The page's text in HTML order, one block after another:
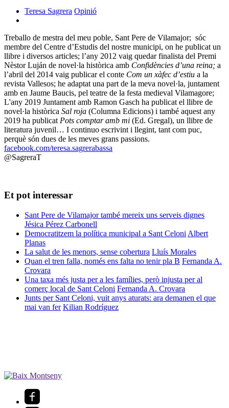
Teresa Sagrera Opinió
Treballo de mestra del meu poble, Sant Pere de Vilamajor; sóc
membre del Centre d’Estudis del nostre municipi, on he publicat un
llibre i diversos articles; l’any 2012 vaig quedar finalista del Premi
Nèstor Luján de novel·la històrica amb Confidències d’una reina; a
l’abril del 2014 vaig publicar el conte Com un xàfec d’estiu a la
revista Vallesos; he adaptat una part de la meva novel·la, juntament
amb en Jaume Baucis, pel teatre de la festa medieval Vilamagore;
L'any 2019 Juntament amb Ramon Gasch ha publicat el llibre de
novel·la històrica Sal roja (Columna Edicions) i també aquest any
2019 ha publicat Pots comptar amb mi (Ed. Gregal), un llibre de
literatura juvenil… I continuo escrivint i llegint, tant com puc,
perquè són dues de les meves grans passions.
facebook.com/teresa.sagrerabassa
@SagreraT
Et pot interessar
Sant Pere de Vilamajor també mereix uns serveis dignes
Jésica Pérez Carbonell
Democratitzem la política municipal a Sant Celoni Albert
Planas
La salut de les menors, sense cobertura Lluís Morales
Quan el tren falla, només ens falta no tenir pla B Fernanda A.
Crovara
Una taxa més justa per a les famílies, però injusta per al
comerç local de Sant Celoni Fernanda A. Crovara
Junts per Sant Celoni, vuit anys aturats: ara demanen el que
mai van fer Kilian Rodríguez